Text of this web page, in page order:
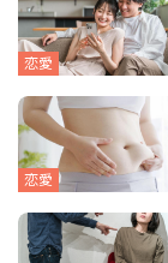
恋愛
恋愛